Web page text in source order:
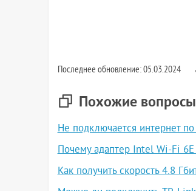
Последнее обновление: 05.03.2024
Похожие вопросы
Не подключается интернет
Почему адаптер Intel Wi-Fi
Как получить скорость 4.8